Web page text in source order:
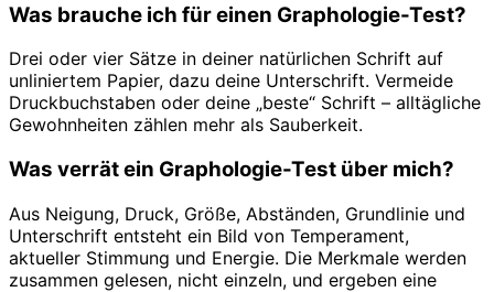
Was brauche ich für einen Graphologie-Test?
Drei oder vier Sätze in deiner natürlichen Schrift auf
unliniertem Papier, dazu deine Unterschrift. Vermeide
Druckbuchstaben oder deine „beste“ Schrift – alltägliche
Gewohnheiten zählen mehr als Sauberkeit.
Was verrät ein Graphologie-Test über mich?
Aus Neigung, Druck, Größe, Abständen, Grundlinie und
Unterschrift entsteht ein Bild von Temperament,
aktueller Stimmung und Energie. Die Merkmale werden
zusammen gelesen, nicht einzeln, und ergeben eine